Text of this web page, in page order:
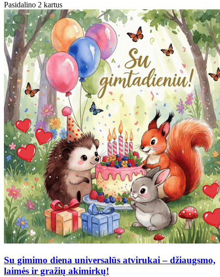
Pasidalino 2 kartus
Su gimimo diena universalūs atvirukai – džiaugsmo,
laimės ir gražių akimirkų!